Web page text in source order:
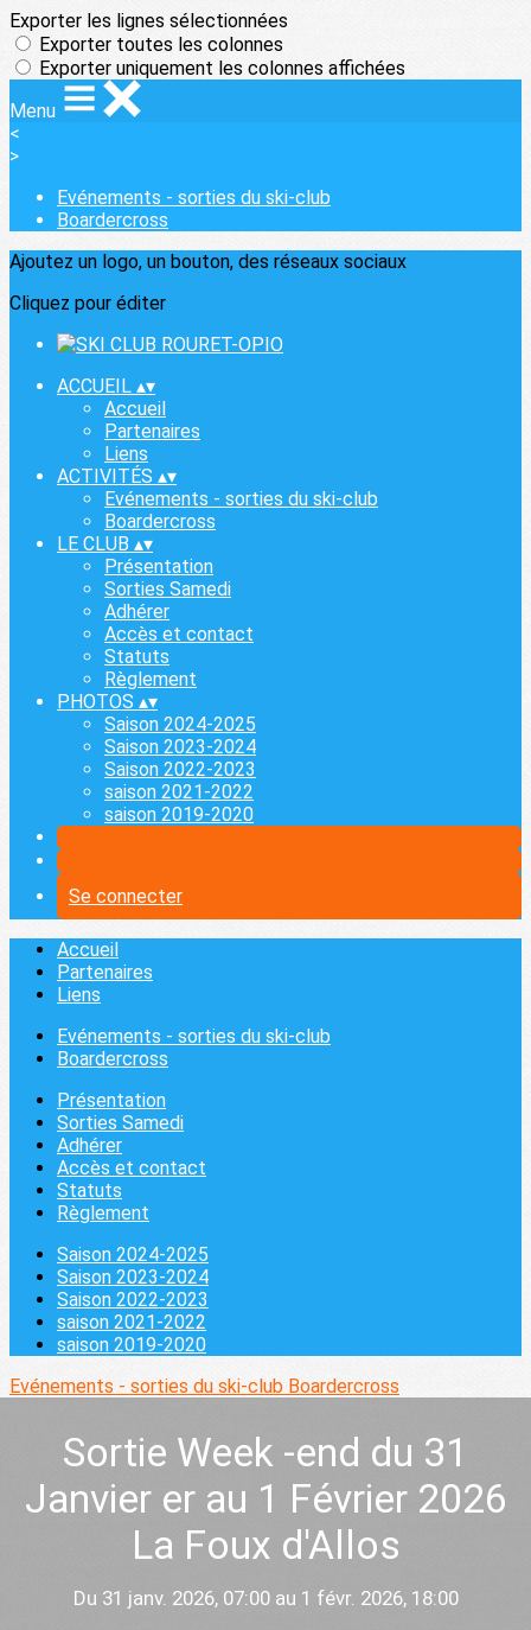
Exporter les lignes sélectionnées
Exporter toutes les colonnes
Exporter uniquement les colonnes affichées
Menu
<
>
Evénements - sorties du ski-club
Boardercross
Ajoutez un logo, un bouton, des réseaux sociaux
Cliquez pour éditer
ACCUEIL ▴▾
Accueil
Partenaires
Liens
ACTIVITÉS ▴▾
Evénements - sorties du ski-club
Boardercross
LE CLUB ▴▾
Présentation
Sorties Samedi
Adhérer
Accès et contact
Statuts
Règlement
PHOTOS ▴▾
Saison 2024-2025
Saison 2023-2024
Saison 2022-2023
saison 2021-2022
saison 2019-2020
Se connecter
Accueil
Partenaires
Liens
Evénements - sorties du ski-club
Boardercross
Présentation
Sorties Samedi
Adhérer
Accès et contact
Statuts
Règlement
Saison 2024-2025
Saison 2023-2024
Saison 2022-2023
saison 2021-2022
saison 2019-2020
Evénements - sorties du ski-club Boardercross
Sortie Week -end du 31
Janvier er au 1 Février 2026
La Foux d'Allos
Du 31 janv. 2026, 07:00 au 1 févr. 2026, 18:00